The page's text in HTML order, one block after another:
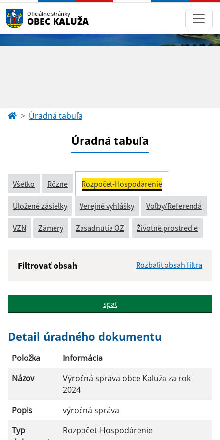
Oficiálne stránky
OBEC KALUŽA
Úradná tabuľa
Úradná tabuľa
Všetko Rôzne Rozpočet-Hospodárenie
Uložené zásielky Verejné vyhlášky Voľby/Referendá
VZN Zámery Zasadnutia OZ Životné prostredie
Filtrovať obsah Rozbaliť obsah filtra
Popis:
Dátum zverejnenia do:
späť
Detail úradného dokumentu
Položka
Informácia
Názov
Výročná správa obce Kaluža za rok
2024
Popis
výročná správa
Typ
Rozpočet-Hospodárenie